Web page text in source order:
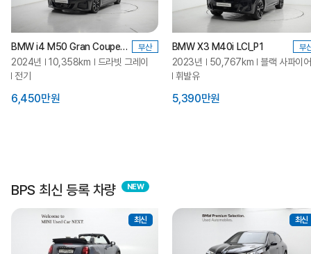
BMW i4 M50 Gran Coupe Pro_P3 부산
2024년 10,358km
드라빗 그레이
전기
6,450만원
BMW X3 M40i LCI_P1 부
2023년 50,767km 블랙 사파이어
휘발유
5,390만원
BPS 최신 등록 차량
최신 최신